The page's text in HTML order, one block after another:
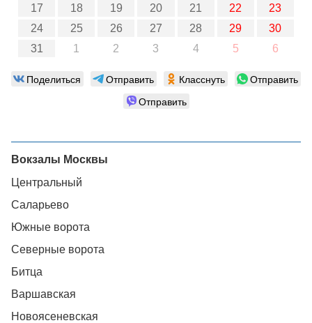
17
18 19 20 21 22
23
24
25 26 27 28 29
30
31
1 2 3 4 5 6
Поделиться Отправить Класснуть
Отправить
Отправить
Вокзалы Москвы
Центральный
Саларьево
Южные ворота
Северные ворота
Битца
Варшавская
Новоясеневская